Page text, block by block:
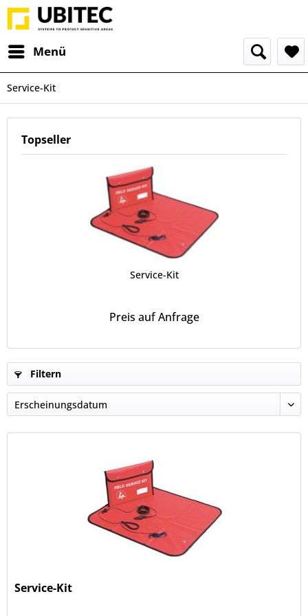
Menü
Service-Kit
Topseller
Service-Kit
Preis auf Anfrage
Filtern
Service-Kit